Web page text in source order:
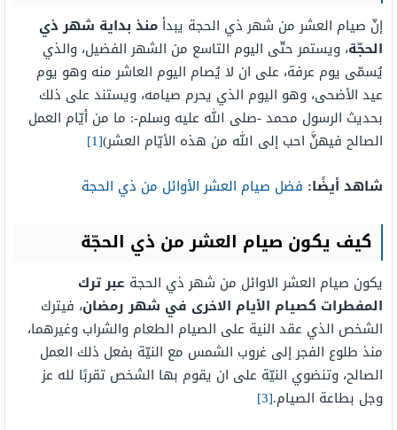
إنّ صيام العشر من شهر ذي الحجة يبدأمنذ بداية شهر ذي
الحجّة، ويستمر حتّى اليوم التاسع من الشهر الفضيل، والذي
يُسمّى يوم عرفة، على ان لا يُصام اليوم العاشر منه وهو يوم
عيد الأضحى، وهو اليوم الذي يحرم صيامه، ويستند على ذلك
بحديث الرسول محمد -صلى الله عليه وسلم-: ما من أيّام العمل
الصالح فيهنَّ احب إلى الله من هذه الأيّام العشر)[1]
شاهد أيضًا: فضل صيام العشر الأوائل من ذي الحجة
كيف يكون صيام العشر من ذي الحجّة
يكون صيام العشر الاوائل من شهر ذي الحجة عبر ترك
المفطرات كصيام الأيام الاخرى في شهر رمضان، فيترك
الشخص الذي عقد النية على الصيام الطعام والشراب وغيرهما،
منذ طلوع الفجر إلى غروب الشمس مع النيّة بفعل ذلك العمل
الصالح، وتنضوي النيّة على ان يقوم بها الشخص تقربًا لله عز
وجل بطاعة الصيام.[3]